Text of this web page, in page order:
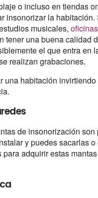
o incluso en tiendas
insonorizar la
musicales,oficinas
tener una buena calidad
el que entra en
realizan grabaciones.
habitación
de insonorización
y puedes sacarlas
adquirir estas